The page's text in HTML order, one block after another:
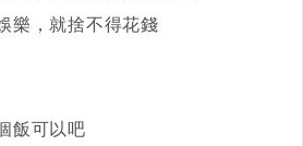
樂，就捨不得花錢
飯可以吧